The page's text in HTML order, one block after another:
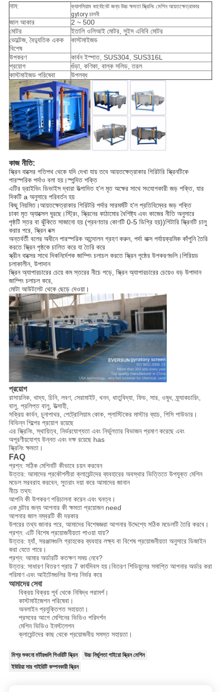
নাম:
ক্যালসিয়াম কার্বোনেট জন্য উচ্চ ক্ষমতা স্ক্রিনিং মেশিন আয়তক্ষেত্রাকার
gytory চালনী
জাল আকার
2 ~ 500
মোটর
ইতালি ওলিআই মোটর, সুইস এবিবি মোটর
ভোল্টেজ, বৈদ্যুতিক একক
বিশেষ
কাস্টমাইজড
উপকরণ
কার্বন ইস্পাত, SUS304, SUS316L
প্রয়োগ
গুঁড়া, কণিকা, বাল্ক সলিড, তরল
কাস্টমাইজড পরিষেবা
উপলব্ধ
কাজ নীতি:
স্ক্রিন বাক্সের গতিপথ থেকে যদি দেখা যায় তবে আয়তক্ষেত্রাকার গিরিটরি স্ক্রিনটিকে
পারস্পরিক পর্দাও বলা হয়।স্পন্দিত শক্তি
এটির ড্রাইভিং ডিভাইস দ্বারা উত্পাদিত হ'ল মৃত অক্ষের সাথে সংযোগকারী জড় শক্তি, যার
দিকটি a অনুসারে পরিবর্তন হয়
কিছু নিয়মিত।আয়তক্ষেত্রাকার গিরিটরি পর্দার সারমর্মটি হ'ল প্রতিবিম্বের জড় শক্তি
চাকা মৃত অ্যাক্সেল ঘুরছে।স্ট্রিং, স্ক্রিনের কাঠামোর বৈশিষ্ট্য এবং কাজের নীতি অনুসারে
পৃষ্ঠটি স্তর বা ঝুঁকিতে সাজানো হয় (প্রবণতার কোণটি 0-5 ডিগ্রি হয়))গিটারি স্ক্রিনটি চালু
করার পরে, স্ক্রিন বক্স
অন্তর্বর্তী বলের অধীনে পারস্পরিক আন্দোলন গ্রহণ করুন, পর্দা বাক্স পর্যায়ক্রমিক কাঁপুনি তৈরি
করতে স্ক্রিন পৃষ্ঠকে চালিত করে যা তৈরি করে
স্ক্রীন বাক্সের সাথে দিকনির্দেশক জাম্পিং চলাচল করতে স্ক্রিন পৃষ্ঠের উপকরণগুলি।পিরিয়ড
চলাকালীন, উপাদান
স্ক্রিন অ্যাপারচারের চেয়ে কম স্তরের নীচে পড়ে, স্ক্রিন অ্যাপারচারের চেয়েও বড় উপাদান
জাম্পিং চলাচল করে,
মোটা আউটলেট থেকে ছেড়ে দেওয়া।
প্রয়োগ
রাসায়নিক, খাদ্য, চিনি, লবণ, সেরামাইট, খনন, ধাতুবিদ্যা, ফিড, সার, ওষুধ, ফ্র্যাকচারিং,
বালু, প্রলিপ্ত বালু, উত্সাহী,
সক্রিয় কার্বন, চুনাপাথর, পেট্রোলিয়াম কোক, প্লাস্টিকের মাস্টার ব্যাচ, পিসি পাউডার।
বিভিন্ন শিল্পের প্রয়োগ রয়েছে
এর স্ক্রিনিং, স্থায়িত্ব, নির্ভরযোগ্যতা এবং নির্ভুলতার বিভাজন প্রমাণ করেছে এবং
অপূরণীয়যোগ্য উন্নত এবং দক্ষ রয়েছে has
স্ক্রিনিং ক্ষমতা।
FAQ
প্রশ্ন: সঠিক মেশিনটি কীভাবে চয়ন করবেন
উত্তর: আমাদের প্রকৌশলীরা ক্লায়েন্টদের ব্যবহারের অবস্থার ভিত্তিতে উপযুক্ত মেশিন
মডেল সরবরাহ করবেন, সুতরাং দয়া করে আমাদের জানান
নীচে তথ্য:
আপনি কী উপকরণ পরিচালনা করেন এবং ঘনত্ব।
এক ঘন্টার জন্য আপনার কী ক্ষমতা প্রয়োজন need
আপনার জাল নম্বরটি কী দরকার
উপরের তথ্য জানার পরে, আমাদের বিশেষজ্ঞরা আপনার উদ্দেশ্যে সঠিক মডেলটি তৈরি করবে।
প্রশ্ন: এটি বিশেষ প্রয়োজনীয়তা পাওয়া যায়?
উত্তর: হ্যাঁ, সরঞ্জামগুলি গ্রাহকের ব্যবহার লক্ষ্য বা বিশেষ প্রয়োজনীয়তা অনুসারে ডিজাইন
করা যেতে পারে।
প্রশ্ন: আমার অর্ডারটি কতক্ষণ সময় নেবে?
উত্তর: সাধারণ বিতরণ প্রায় 7 কার্যদিবস হয়।বিতরণ শিডিয়ুলের সমাপ্তি আপনার অর্ডার করা
পরিমাণ এবং আইটেমগুলির উপর নির্ভর করে
আমাদের সেবা
বিক্রয় বিক্রয় পূর্ব থেকে নিষিদ্ধ পরামর্শ।
কাস্টমাইজেশন পরিষেবা।
অনলাইন প্রযুক্তিগত সহায়তা।
প্রসবের আগে মেশিনের ভিডিও পরিদর্শন
মেশিন ভিডিও ইনস্টলেশন
ক্লায়েন্টদের কাছ থেকে প্রয়োজনীয় সমস্ত সহায়তা।
মিশ্র শুকনো মর্টারগুলি গিওরিটি স্ক্রিন
উচ্চ নির্ভুলতা গাইরো স্ক্রিন মেশিন
ইউরিয়া সার গাইরিটি কম্পনকারী স্ক্রিন